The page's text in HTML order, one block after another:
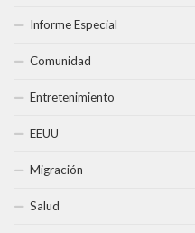
Informe Especial
Comunidad
Entretenimiento
EEUU
Migración
Salud